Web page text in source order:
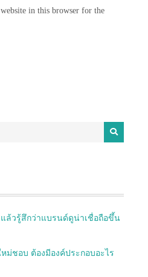
in this browser for the
ล้วรู้สึกว่าแบรนด์ดูน่าเชื่อถือขึ้น
ม่ชอบ ต้องมีองค์ประกอบอะไร